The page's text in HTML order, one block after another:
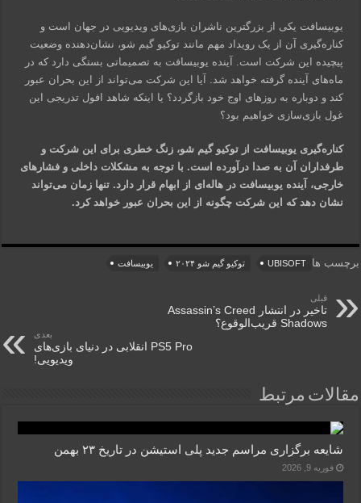
یوبیسافت یکی از بزرگترین ناشران بازی‌های ویدیویی در جهان است و
کناره‌گیری آن از یک رویداد مهم مانند توکیو گیم شو، نشان‌دهنده وضعیت
پیچیده این شرکت است. آینده یوبیسافت به تصمیماتی بستگی دارد که در
ماه‌های آینده گرفته خواهد شد. آیا این شرکت می‌تواند از این بحران عبور
کند و دوباره به روزهای اوج خود بازگردد؟ یا اینکه شاهد افول تدریجی این
غول بازی‌سازی خواهیم بود؟
کناره‌گیری یوبیسافت از توکیو گیم شو، زنگ خطری برای این شرکت و
طرفداران آن به صدا درآورده است. با توجه به مشکلات داخلی و فشارهای
خارجی، آینده یوبیسافت در هاله‌ای از ابهام قرار دارد. تنها زمان می‌تواند
نشان دهد که این شرکت چگونه از این بحران عبور خواهد کرد.
برچسب ها UBISOFT توکیو گیم شو ۲۰۲۴ یوبیسافت
قبلی
تاخیر در انتشار Assassin’s Creed
Shadows قریب‌الوقوع؟
بعدی
PS5 Pro انقلابی در دنیای بازی‌های
ویدیویی!
مقالات مرتبط
شایعه برگزاری مراسم جدید پلی استیشن در تاریخ ۲۳ بهمن
فوریه 9, 2026